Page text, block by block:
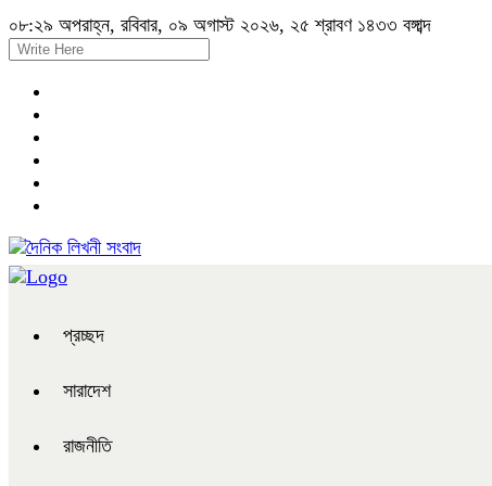
০৮:২৯ অপরাহ্ন, রবিবার, ০৯ অগাস্ট ২০২৬, ২৫ শ্রাবণ ১৪৩৩ বঙ্গাব্দ
প্রচ্ছদ
সারাদেশ
রাজনীতি